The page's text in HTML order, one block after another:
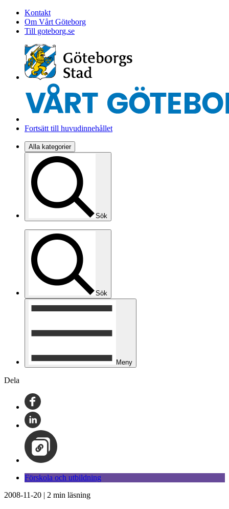
Kontakt
Om Vårt Göteborg
Till goteborg.se
Fortsätt till huvudinnehållet
Alla kategorier
Sök
Sök
Meny
Dela
Förskola och utbildning
2008-11-20 | 2 min läsning